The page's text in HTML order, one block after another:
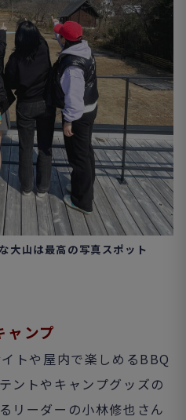
大山は最高の写真スポット
ンプ
トや屋内で楽しめるBBQ
ントやキャンプグッズの
リーダーの小林修也さん